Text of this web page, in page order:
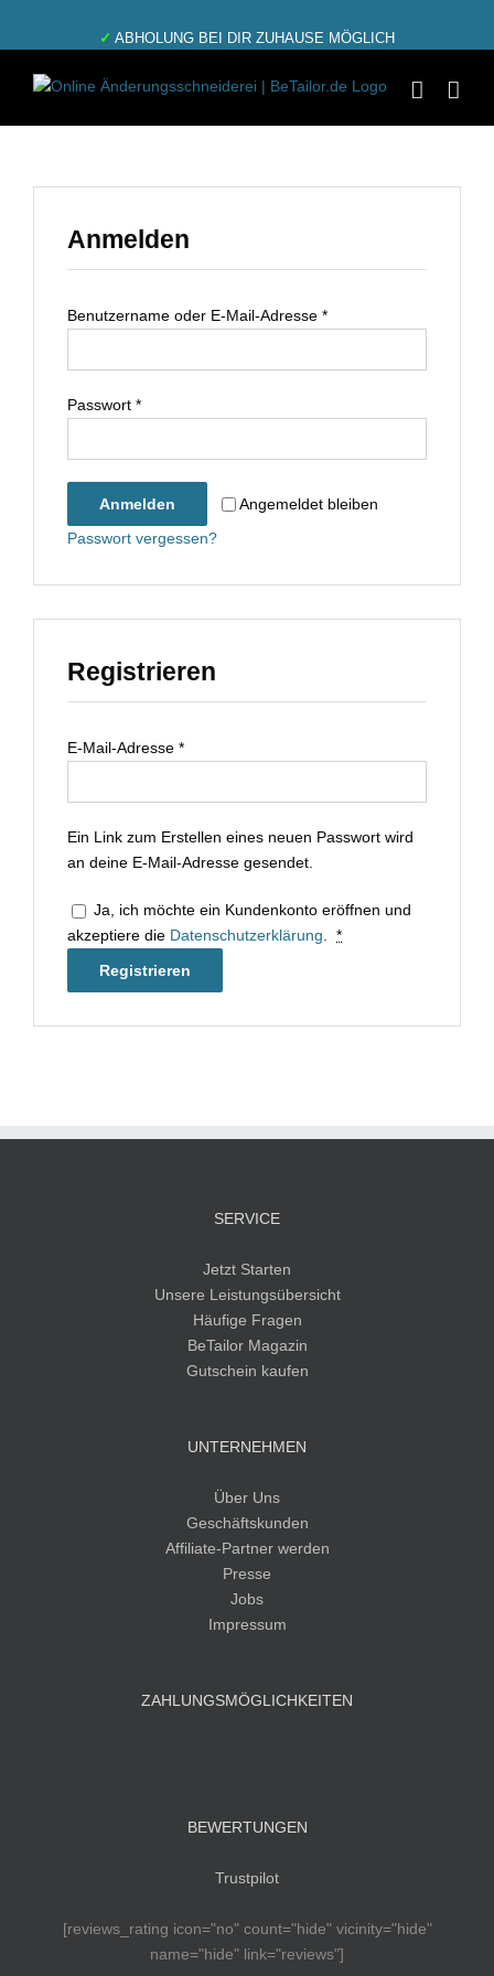
✓ ABHOLUNG BEI DIR ZUHAUSE MÖGLICH
Anmelden
Benutzername oder E-Mail-Adresse *
Passwort *
Angemeldet bleiben
Anmelden
Passwort vergessen?
Registrieren
E-Mail-Adresse *
Ein Link zum Erstellen eines neuen Passwort wird
an deine E-Mail-Adresse gesendet.
Ja, ich möchte ein Kundenkonto eröffnen und
akzeptiere die Datenschutzerklärung
*
Registrieren
SERVICE
Jetzt Starten
Unsere Leistungsübersicht
Häufige Fragen
BeTailor Magazin
Gutschein kaufen
UNTERNEHMEN
Über Uns
Geschäftskunden
Affiliate-Partner werden
Presse
Jobs
Impressum
ZAHLUNGSMÖGLICHKEITEN
BEWERTUNGEN
Trustpilot
[reviews_rating icon="no" count="hide" vicinity="hide"
name="hide" link="reviews"]